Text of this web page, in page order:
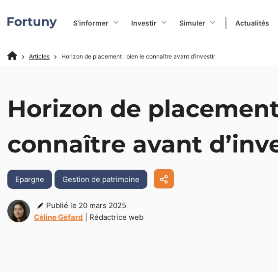
S’informer Investir Simuler Actualités
Articles Horizon de placement : bien le connaître avant d’investir
Horizon de
connaître avant
Epargne Gestion de patrimoine
Publié le 20 mars 2025
Céline Géfard
| Rédactrice web